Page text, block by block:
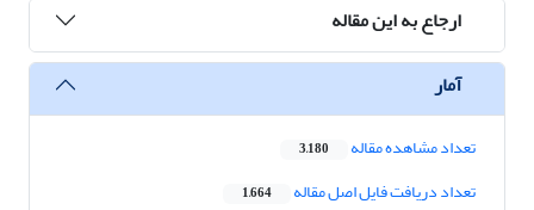
ارجاع به این مقاله
آمار
تعداد مشاهده مقاله 3,180
تعداد دریافت فایل اصل مقاله 1,664